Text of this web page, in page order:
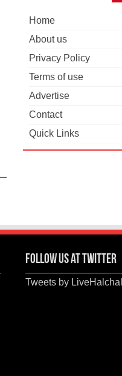
Home
About us
Privacy Policy
Terms of use
Advertise
Contact
Quick Links
Follow us at Twitter
Tweets by LiveHalchal